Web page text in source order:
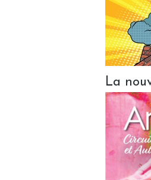
La